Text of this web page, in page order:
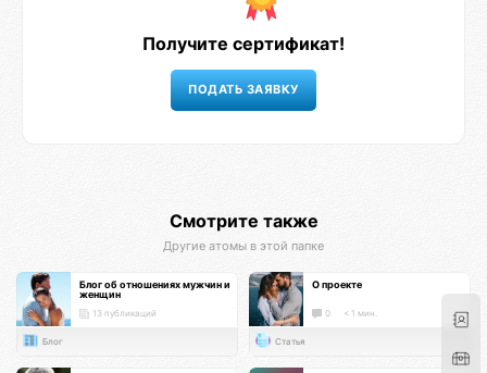
Получите сертификат!
Смотрите также
Другие атомы в этой папке
Блог об отношениях мужчин и
женщин
13 публикаций
Блог
О проекте
0 < 1 мин.
Статья